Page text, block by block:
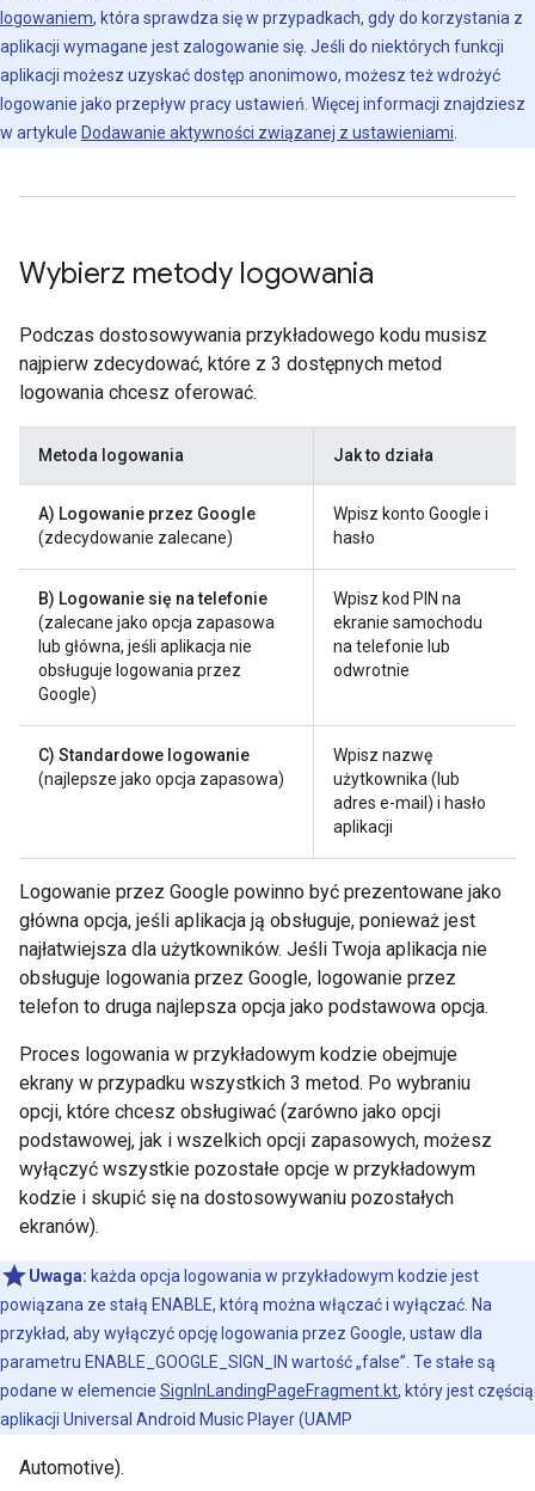
logowaniem, która sprawdza się w przypadkach, gdy do korzystania z
aplikacji wymagane jest zalogowanie się. Jeśli do niektórych funkcji
aplikacji możesz uzyskać dostęp anonimowo, możesz też wdrożyć
logowanie jako przepływ pracy ustawień. Więcej informacji znajdziesz
w artykule Dodawanie aktywności związanej z ustawieniami
Wybierz metody logowania
Podczas dostosowywania przykładowego kodu musisz
najpierw zdecydować, które z 3 dostępnych metod
logowania chcesz oferować.
Metoda logowania Jak to działa
A) Logowanie przez Google
(zdecydowanie zalecane)
Wpisz konto Google i
hasło
B) Logowanie się na telefonie
(zalecane jako opcja zapasowa
lub główna, jeśli aplikacja nie
obsługuje logowania przez
Google)
Wpisz kod PIN na
ekranie samochodu
na telefonie lub
odwrotnie
C) Standardowe logowanie
(najlepsze jako opcja zapasowa)
Wpisz nazwę
użytkownika (lub
adres e-mail) i hasło
aplikacji
Logowanie przez Google powinno być prezentowane jako
główna opcja, jeśli aplikacja ją obsługuje, ponieważ jest
najłatwiejsza dla użytkowników. Jeśli Twoja aplikacja nie
obsługuje logowania przez Google, logowanie przez
telefon to druga najlepsza opcja jako podstawowa opcja.
Proces logowania w przykładowym kodzie obejmuje
ekrany w przypadku wszystkich 3 metod. Po wybraniu
opcji, które chcesz obsługiwać (zarówno jako opcji
podstawowej, jak i wszelkich opcji zapasowych, możesz
wyłączyć wszystkie pozostałe opcje w przykładowym
kodzie i skupić się na dostosowywaniu pozostałych
ekranów).
Uwaga: każda opcja logowania w przykładowym kodzie jest
powiązana ze stałą ENABLE, którą można włączać i wyłączać. Na
przykład, aby wyłączyć opcję logowania przez Google, ustaw dla
parametru ENABLE_GOOGLE_SIGN_IN wartość „false”. Te stałe są
podane w elemencie SignInLandingPageFragment.kt, który jest częścią
aplikacji Universal Android Music Player (UAMP
Automotive).